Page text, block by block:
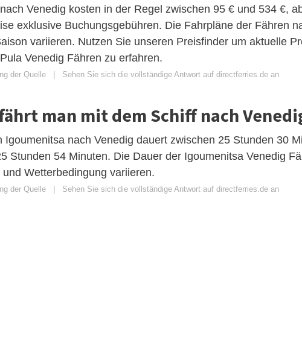
Venedig kosten in der Regel zwischen 95 € und 534 €,
exklusive Buchungsgebühren. Die Fahrpläne der Fähren
variieren. Nutzen Sie unseren Preisfinder um aktuelle
Venedig Fähren zu erfahren.
der Quelle Sehen Sie sich die vollständige Antwort auf directferries.de an
man mit dem Schiff nach
Igoumenitsa nach Venedig dauert zwischen 25 Stunden 30
Stunden 54 Minuten. Die Dauer der Igoumenitsa Venedig
Wetterbedingung variieren.
der Quelle Sehen Sie sich die vollständige Antwort auf directferries.de an